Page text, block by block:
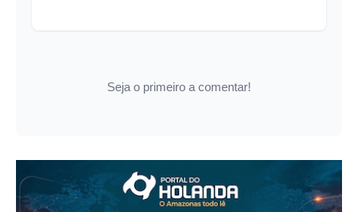
Seja o primeiro a comentar!